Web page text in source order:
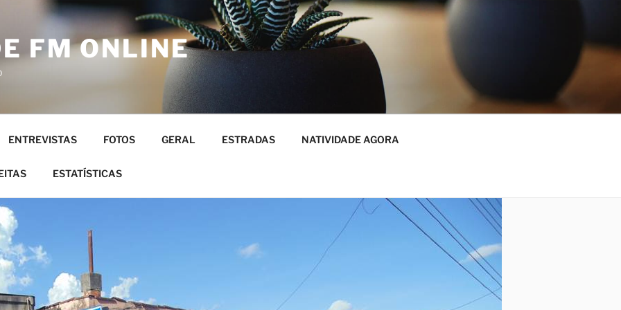
FM ONLINE
ENTREVISTAS FOTOS GERAL ESTRADAS NATIVIDADE AGORA
ESTATÍSTICAS